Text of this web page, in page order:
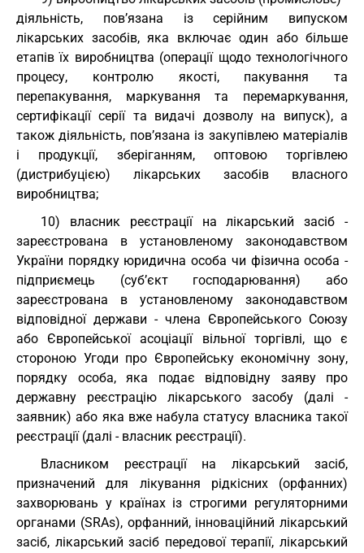
діяльність, пов’язана із серійним випуском
лікарських засобів, яка включає один або більше
етапів їх виробництва (операції щодо технологічного
процесу, контролю якості, пакування та
перепакування, маркування та перемаркування,
сертифікації серії та видачі дозволу на випуск), а
також діяльність, пов’язана із закупівлею матеріалів
і продукції, зберіганням, оптовою торгівлею
(дистрибуцією) лікарських засобів власного
виробництва;
10) власник реєстрації на лікарський засіб -
зареєстрована в установленому законодавством
України порядку юридична особа чи фізична особа -
підприємець (суб’єкт господарювання) або
зареєстрована в установленому законодавством
відповідної держави - члена Європейського Союзу
або Європейської асоціації вільної торгівлі, що є
стороною Угоди про Європейську економічну зону,
порядку особа, яка подає відповідну заяву про
державну реєстрацію лікарського засобу (далі -
заявник) або яка вже набула статусу власника такої
реєстрації (далі - власник реєстрації).
Власником реєстрації на лікарський засіб,
призначений для лікування рідкісних (орфанних)
захворювань у країнах із строгими регуляторними
органами (SRAs), орфанний, інноваційний лікарський
засіб, лікарський засіб передової терапії, лікарський